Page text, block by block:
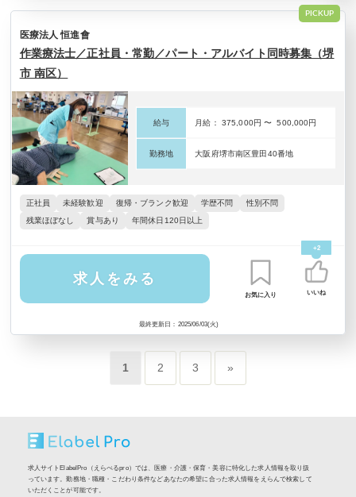
医療法人 恒進會
PICKUP
作業療法士／正社員・常勤／パート・アルバイト同時募集（堺
市 南区）
正社員 未経験歓迎 復帰・ブランク歓迎 学歴不問
性別不問
残業ほぼなし
賞与あり 年間休日120日以上
給与 月給： 375,000円 〜 500,000円
勤務地 大阪府堺市南区豊田40番地
最終更新日：2025/06/03(火)
求人をみる
お気に入り
+2
いいね
1 2 3 »
求人サイトElabelPro（えらべるpro）では、医療・介護・保育・美容に特化した求人情報を取り扱
っています。勤務地・職種・こだわり条件などあなたの希望に合った求人情報をえらんで検索して
いただくことが可能です。